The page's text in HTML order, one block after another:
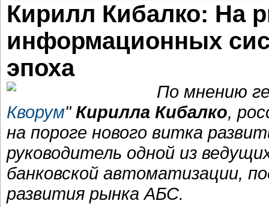
Кирилл Кибалко: На
информационных
эпоха
По мнению
Кворум"Кирилла Кибалко,
на пороге нового витка
руководитель одной из
банковской автоматизации,
развития рынка АБС.